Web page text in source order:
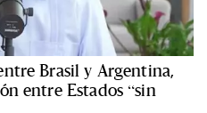
Brasil y Argentina,
entre Estados “sin